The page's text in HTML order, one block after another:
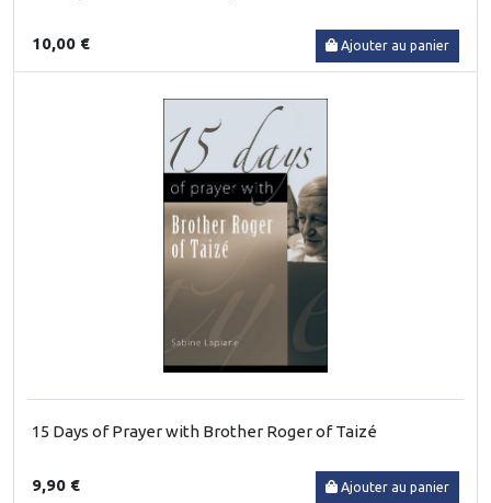
10,00 € Ajouter au panier
15 Days of Prayer with Brother Roger of Taizé
9,90 € Ajouter au panier